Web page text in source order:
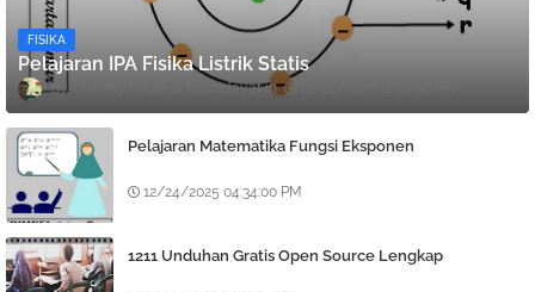
FISIKA
Pelajaran IPA Fisika Listrik Statis
Denny Febiana Nurhidayat
Pelajaran Matematika Fungsi Eksponen
12/24/2025 04:34:00 PM
1211 Unduhan Gratis Open Source Lengkap